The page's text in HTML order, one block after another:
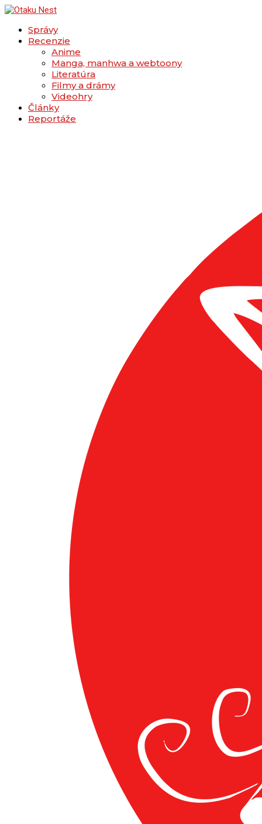
Správy
Recenzie
Anime
Manga, manhwa a webtoony
Literatúra
Filmy a drámy
Videohry
Články
Reportáže